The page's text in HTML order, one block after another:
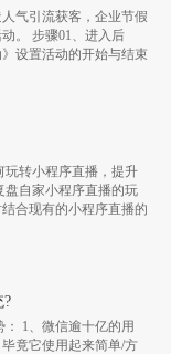
气引流获客，企业节假
。 步骤01、进入后
设置活动的开始与结束
玩转小程序直播，提升
盘自家小程序直播的玩
合现有的小程序直播的
?
1、微信逾十亿的用
竟它使用起来简单/方